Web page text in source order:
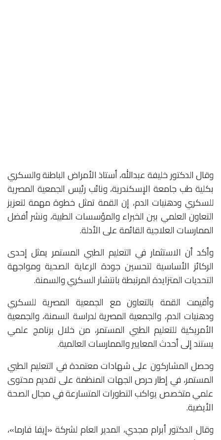
وقال الدكتور خليفة عبدالله، أستاذ الأمراض الباطنة والسكري
بكلية طب جامعة الإسكندرية، ونائب رئيس الجمعية المصرية
للسكري ودهنيات الدم، إن القمة تمثل خطوة مهمة لتعزيز
التعاون العلمي بين الخبراء والمؤسسات الطبية، ونشر أفضل
الممارسات العلاجية القائمة على الأدلة.
وأكد أن الاستثمار في التعليم الطبي المستمر يمثل إحدى
الركائز الأساسية لتحسين جودة الرعاية الصحية ومواجهة
التحديات المتزايدة المرتبطة بانتشار السكري والسمنة.
وأقيمت القمة بالتعاون مع الجمعية المصرية للسكري
ودهنيات الدم، والجمعية المصرية لدراسة السمنة، والجمعية
الأمريكية للتعليم الطبي المستمر، من خلال برنامج علمي
يستند إلى أحدث المعايير والممارسات العالمية.
وحصل المشاركون على شهادات معتمدة في التعليم الطبي
المستمر، في إطار حرص الجهات المنظمة على تقديم محتوى
علمي متخصص يواكب التطورات المتسارعة في مجال الصحة
الأيضية.
وقال الدكتور أبرام مجدي، المدير العام لشركة «إيفا فارما»،